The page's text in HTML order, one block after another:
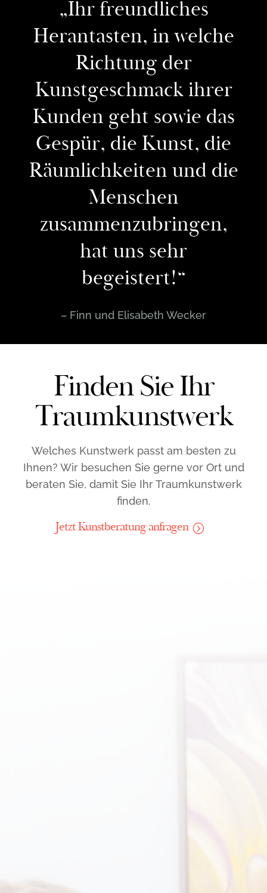
„Ihr freundliches
Herantasten, in welche
Richtung der
Kunstgeschmack ihrer
Kunden geht sowie das
Gespür, die Kunst, die
Räumlichkeiten und die
Menschen
zusammenzubringen,
hat uns sehr
begeistert!“
– Finn und Elisabeth Wecker
Finden Sie Ihr
Traumkunstwerk
Welches Kunstwerk passt am besten zu
Ihnen? Wir besuchen Sie gerne vor Ort und
beraten Sie, damit Sie Ihr Traumkunstwerk
finden.
Jetzt Kunstberatung anfragen